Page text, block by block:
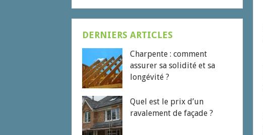
DERNIERS ARTICLES
Charpente : comment
assurer sa solidité et sa
longévité ?
Quel est le prix d’un
ravalement de façade ?